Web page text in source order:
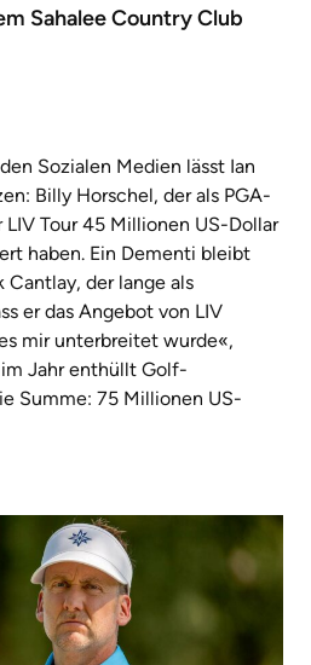
Sahalee Country Club
Sozialen Medien lässt Ian
Billy Horschel, der als PGA-
Tour 45 Millionen US-Dollar
haben. Ein Dementi bleibt
Cantlay, der lange als
er das Angebot von LIV
mir unterbreitet wurde«,
Jahr enthüllt Golf-
Summe: 75 Millionen US-